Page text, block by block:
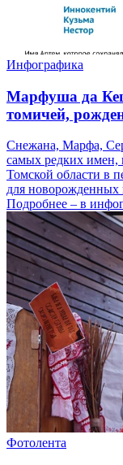
Инфографика
Марфуша да
томичей,
Снежана, Марфа,
самых редких имен,
Томской области в
для
Подробнее – в
Фотолента